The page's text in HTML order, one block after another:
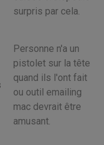
surpris par cela.
Personne n'a un
pistolet sur la tête
quand ils l'ont fait
ou outil emailing
mac devrait être
amusant.